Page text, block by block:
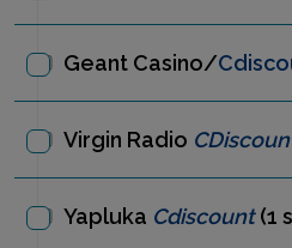
Geant Casino/
Virgin Radio
Yapluka Cdiscount(1